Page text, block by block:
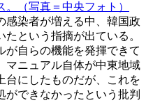
（写真＝中央フォト）
感染者が増える中、韓国政
という指摘が出ている。
が自らの機能を発揮できて
マニュアル自体が中東地域
台にしたものだが、これを
できなかったという批判